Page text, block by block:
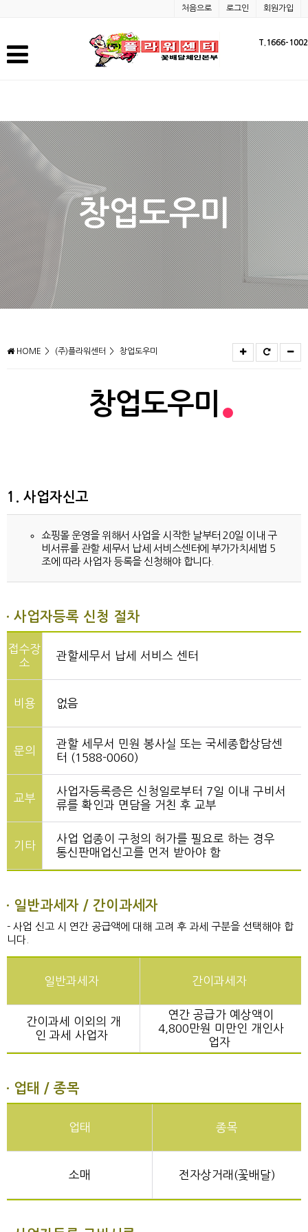
처음으로 로그인 회원가입
T.1666-1002
창업도우미
HOME (주)플라워센터 창업도우미
창업도우미
1. 사업자신고
쇼핑몰 운영을 위해서 사업을 시작한 날부터 20일 이내 구
비서류를 관할 세무서 납세 서비스센터에 부가가치세법 5
조에 따라 사업자 등록을 신청해야 합니다.
사업자등록 신청 절차
접수장
소
관할세무서 납세 서비스 센터
비용 없음
문의
관할 세무서 민원 봉사실 또는 국세종합상담센
터 (1588-0060)
교부
사업자등록증은 신청일로부터 7일 이내 구비서
류를 확인과 면담을 거친 후 교부
기타
사업 업종이 구청의 허가를 필요로 하는 경우
통신판매업신고를 먼저 받아야 함
일반과세자 / 간이과세자
- 사업 신고 시 연간 공급액에 대해 고려 후 과세 구분을 선택해야 합
니다.
일반과세자 간이과세자
간이과세 이외의 개
인 과세 사업자
연간 공급가 예상액이
4,800만원 미만인 개인사
업자
업태 / 종목
업태 종목
소매 전자상거래(꽃배달)